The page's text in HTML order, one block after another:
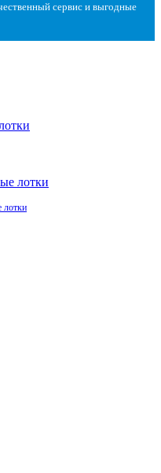
сервис и выгодные
лотки
лотки